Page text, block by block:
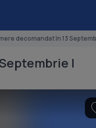
decomandat în 13
I